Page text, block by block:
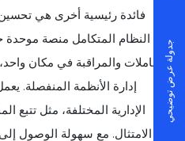
فائدة رئيسية أخرى هي تحسين
النظام المتكامل منصة
المعاملات والمراقبة في مكان
إدارة الأنظمة المنفصلة.
الإدارية المختلفة، مثل تتبع
الامتثال. مع سهولة الوصول
جدولة عرض توضيحي